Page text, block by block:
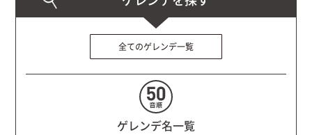
全てのゲレンデ一覧
ゲレンデ名一覧